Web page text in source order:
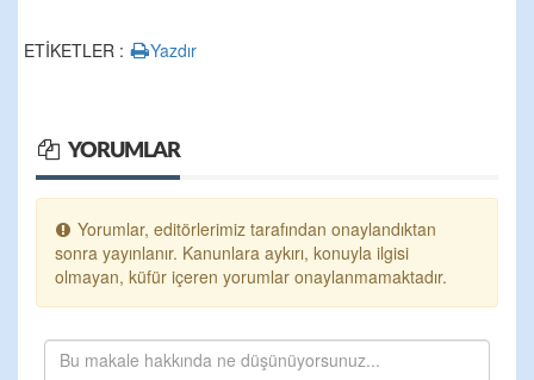
ETİKETLER : Yazdır
YORUMLAR
Yorumlar, editörlerimiz tarafından onaylandıktan
sonra yayınlanır. Kanunlara aykırı, konuyla ilgisi
olmayan, küfür içeren yorumlar onaylanmamaktadır.